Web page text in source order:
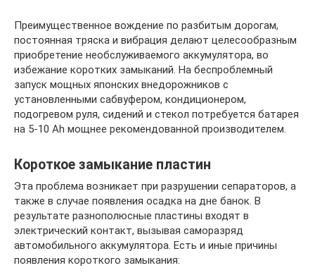
Преимущественное вождение по разбитым дорогам,
постоянная тряска и вибрация делают целесообразным
приобретение необслуживаемого аккумулятора, во
избежание коротких замыканий. На беспроблемный
запуск мощных японских внедорожников с
установленными сабвуфером, кондиционером,
подогревом руля, сидений и стекол потребуется батарея
на 5-10 Ah мощнее рекомендованной производителем.
Короткое замыкание пластин
Эта проблема возникает при разрушении сепараторов, а
также в случае появления осадка на дне банок. В
результате разнополюсные пластины входят в
электрический контакт, вызывая саморазряд
автомобильного аккумулятора. Есть и иные причины
появления короткого замыкания: